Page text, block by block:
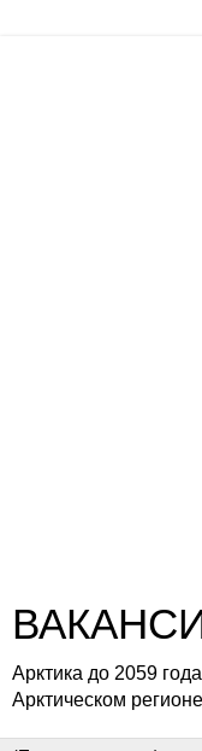
Арктика до 2059
Арктическом регионе